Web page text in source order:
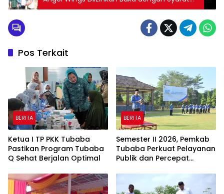
dari Pemkot Bandar Lampung
Pos Terkait
BERITA
Ketua I TP PKK Tubaba
Pastikan Program Tubaba
Q Sehat Berjalan Optimal
BERITA
Semester II 2026, Pemkab
Tubaba Perkuat Pelayanan
Publik dan Percepat